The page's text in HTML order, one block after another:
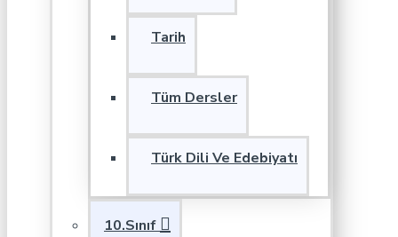
Tarih
Tüm Dersler
Türk Dili Ve Edebiyatı
10.Sınıf